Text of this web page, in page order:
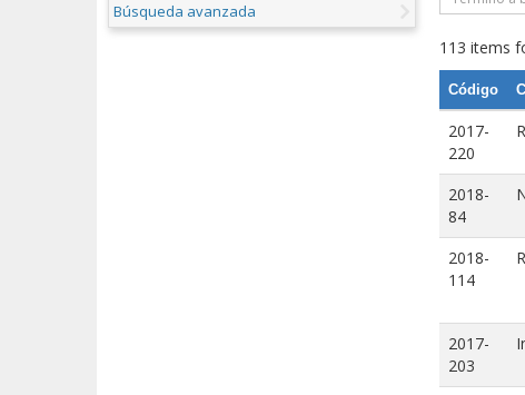
Búsqueda avanzada
113 items
Código
2017-
220
2018-
84
2018-
114
2017-
203